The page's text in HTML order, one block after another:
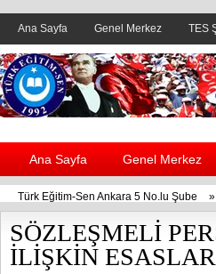
Ana Sayfa Genel Merkez TES
Ana Sayfa Genel Merkez
Türk Eğitim-Sen Ankara 5 No.lu Şube »
SÖZLEŞMELİ
İLİŞKİN